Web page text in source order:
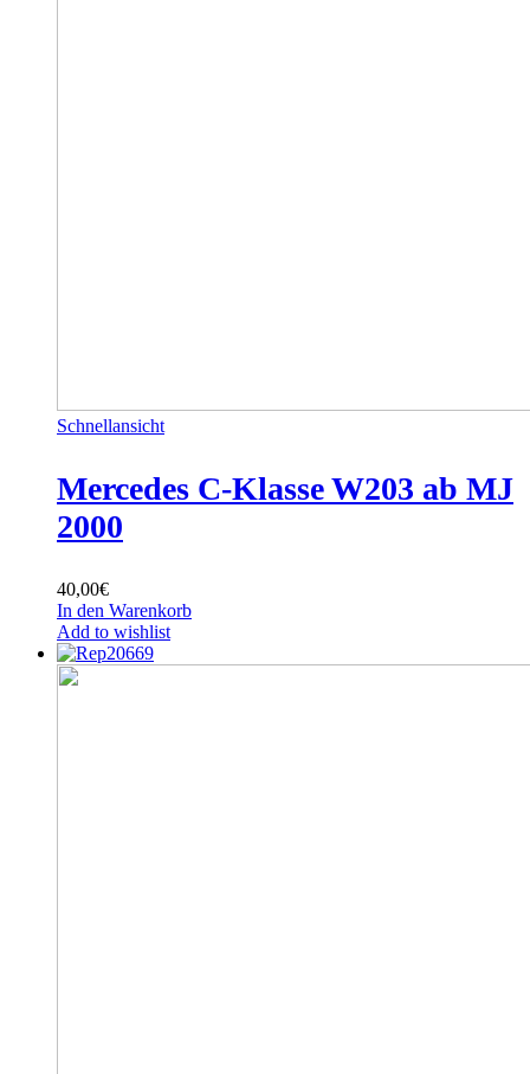
Schnellansicht
Mercedes C-Klasse W203 ab MJ
2000
40,00€
In den Warenkorb
Add to wishlist